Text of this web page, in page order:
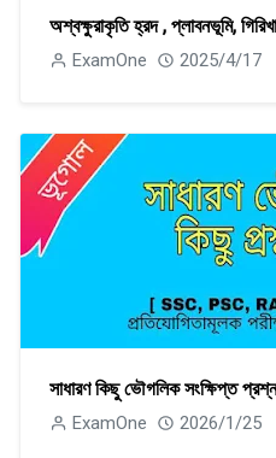
অশ্বক্ষুরাকৃতি হ্রদ , প্লাবনভূমি,
ExamOne 2025/4/17
সাধারণ কিছু ভৌগলিক সংক্ষিপ্ত
ExamOne 2026/1/25